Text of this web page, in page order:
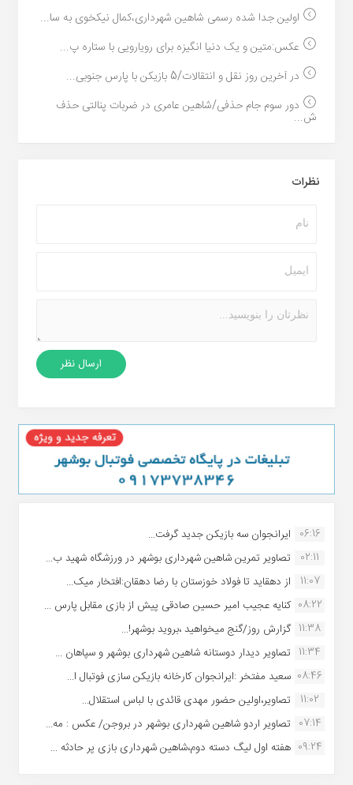
اولین جدا شده رسمی شاهین شهرداری،کمال نیکخوی به سا...
عکس:متین و یک دنیا انگیزه برای رویارویی با ستاره پ...
در آخرین روز نقل و انتقالات/5 بازیکن با پارس جنوبی...
دور سوم جام حذفی/شاهین عامری در ضربات پنالتی حذف
ش...
نظرات
06:16 ایرانجوان سه بازیکن جدید گرفت...
02:11
تصاویر تمرین شاهین شهردارى بوشهر در ورزشگاه شهید ب...
11:07
از دهقاید تا فولاد خوزستان با رضا دهقان:افتخار میک...
08:22 کنایه عجیب امیر حسین صادقی پیش از بازی مقابل پارس ...
11:38 گزارش روز/گنج میخواهید ،بروید بوشهر!...
11:34 تصاویر دیدار دوستانه شاهین شهردارى بوشهر و سپاهان ...
08:46 سعید مفتخر :ایرانجوان کارخانه بازیکن سازی فوتبال ا...
11:02
تصاویر،اولین حضور مهدی قائدی با لباس استقلال...
07:14 تصاویر اردو شاهین شهرداری بوشهر در بروجن/ عکس : مه...
09:24 هفته اول لیگ دسته دوم،شاهین شهرداری بازی پر حادثه ...